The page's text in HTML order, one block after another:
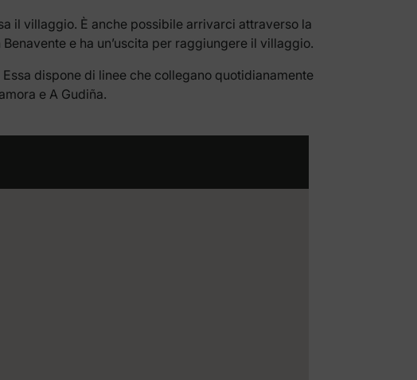
il villaggio. È anche possibile arrivarci attraverso la
e ha un’uscita per raggiungere il villaggio.
dispone di linee che collegano quotidianamente
e A Gudiña.